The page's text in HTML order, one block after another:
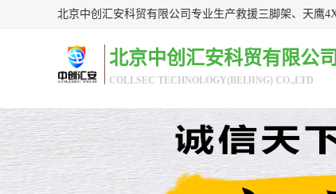
北京中创汇安科贸有限公司
COLLSEC TECHNOLOGY(BEIJING) CO.,LTD